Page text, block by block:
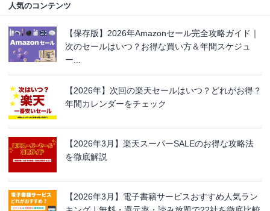
人気のコンテンツ
【保存版】2026年Amazonセール完全攻略ガイド｜
次のセールはいつ？お得な買い方＆年間スケジュ
ー...
【2026年】次回の楽天セールはいつ？どれがお得？
年間カレンダーをチェック
【2026年3月】楽天スーパーSALEのお得な攻略法
を徹底解説
【2026年3月】電子書籍サービスおすすめ人気ラン